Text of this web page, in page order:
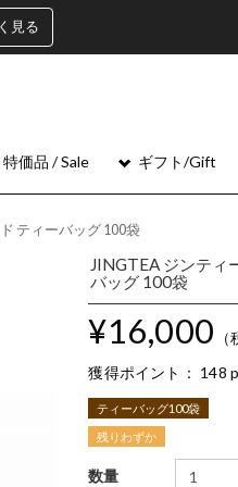
見る
特価品 / Sale ギフト/Gift
ティーバッグ 100袋
JINGTEA ジンティ
バッグ 100袋
¥16,000 （
獲得ポイント： 148
ティーバッグ100袋
残りわずか
数量